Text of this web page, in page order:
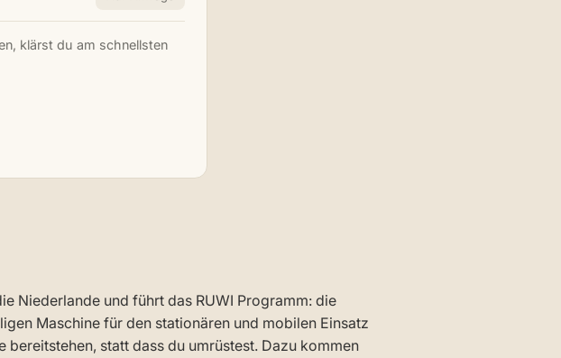
klärst du am schnellsten
Niederlande und führt das RUWI Programm: die
Maschine für den stationären und mobilen Einsatz
statt dass du umrüstest. Dazu kommen